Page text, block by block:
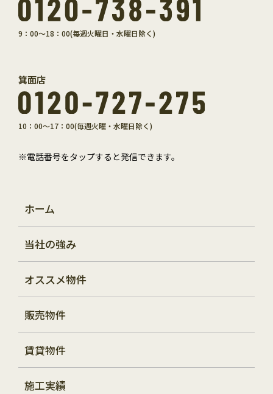
9：00～18：00(毎週火曜日・水曜日除く)
箕面店
10：00～17：00(毎週火曜・水曜日除く)
※電話番号をタップすると発信できます。
ホーム
当社の強み
オススメ物件
販売物件
賃貸物件
施工実績